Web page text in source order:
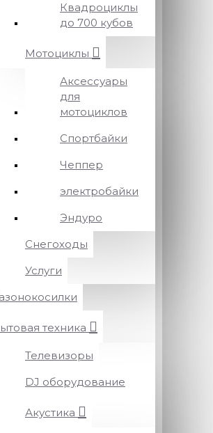
Квадроциклы
до 700 кубов
Мотоциклы
Аксессуары
для
мотоциклов
Спортбайки
Чеппер
электробайки
Эндуро
Снегоходы
Услуги
техника
Телевизоры
DJ оборудование
Акустика